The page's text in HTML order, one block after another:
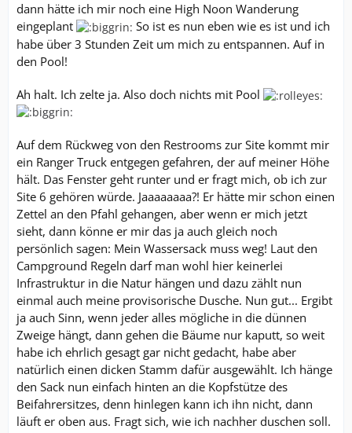
dann hätte ich mir noch eine High Noon Wanderung
eingeplant
So ist es nun eben wie es ist und ich
habe über 3 Stunden Zeit um mich zu entspannen. Auf in
den Pool!
Ah halt. Ich zelte ja. Also doch nichts mit Pool
Auf dem Rückweg von den Restrooms zur Site kommt mir
ein Ranger Truck entgegen gefahren, der auf meiner Höhe
hält. Das Fenster geht runter und er fragt mich, ob ich zur
Site 6 gehören würde. Jaaaaaaaa?! Er hätte mir schon einen
Zettel an den Pfahl gehangen, aber wenn er mich jetzt
sieht, dann könne er mir das ja auch gleich noch
persönlich sagen: Mein Wassersack muss weg! Laut den
Campground Regeln darf man wohl hier keinerlei
Infrastruktur in die Natur hängen und dazu zählt nun
einmal auch meine provisorische Dusche. Nun gut... Ergibt
ja auch Sinn, wenn jeder alles mögliche in die dünnen
Zweige hängt, dann gehen die Bäume nur kaputt, so weit
habe ich ehrlich gesagt gar nicht gedacht, habe aber
natürlich einen dicken Stamm dafür ausgewählt. Ich hänge
den Sack nun einfach hinten an die Kopfstütze des
Beifahrersitzes, denn hinlegen kann ich ihn nicht, dann
läuft er oben aus. Fragt sich, wie ich nachher duschen soll.